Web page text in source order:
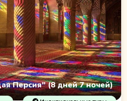
Персия" (8 дней 7 ночей)